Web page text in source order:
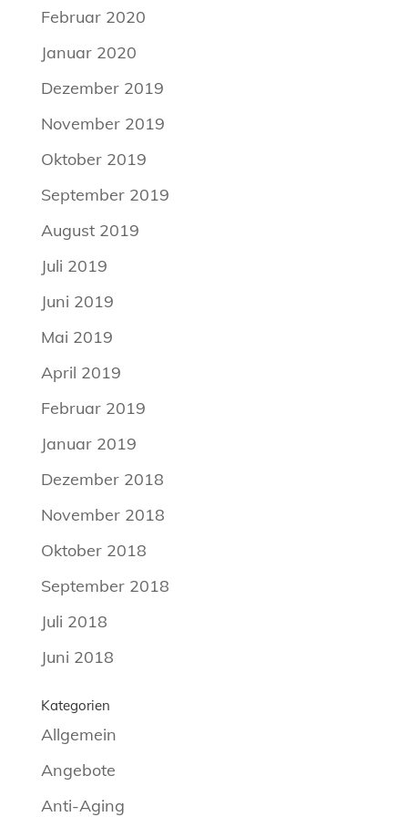
Februar 2020
Januar 2020
Dezember 2019
November 2019
Oktober 2019
September 2019
August 2019
Juli 2019
Juni 2019
Mai 2019
April 2019
Februar 2019
Januar 2019
Dezember 2018
November 2018
Oktober 2018
September 2018
Juli 2018
Juni 2018
Kategorien
Allgemein
Angebote
Anti-Aging